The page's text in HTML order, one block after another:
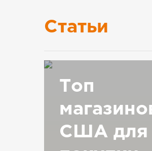
Статьи
Топ
США для